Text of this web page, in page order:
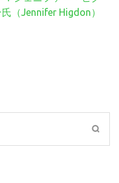
氏（Jennifer Higdon）